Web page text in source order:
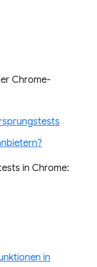
Chrome-
in Chrome:
in